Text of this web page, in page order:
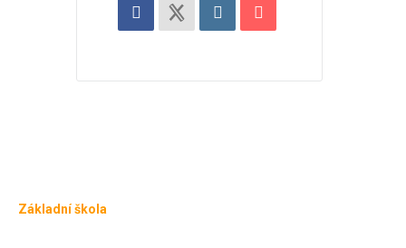
Základní škola